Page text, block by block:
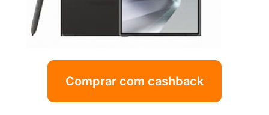
Comprar com cashback